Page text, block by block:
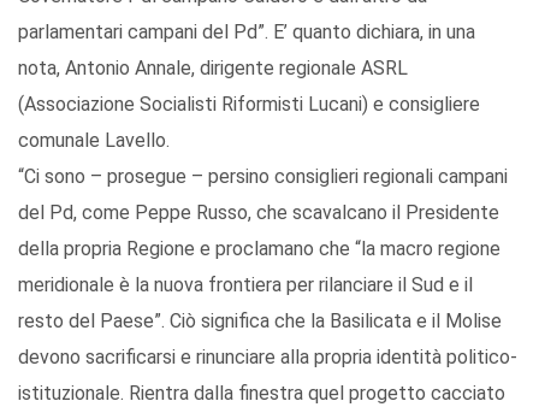
parlamentari campani del Pd”. E’ quanto dichiara, in una
nota, Antonio Annale, dirigente regionale ASRL
(Associazione Socialisti Riformisti Lucani) e consigliere
comunale Lavello.
“Ci sono – prosegue – persino consiglieri regionali campani
del Pd, come Peppe Russo, che scavalcano il Presidente
della propria Regione e proclamano che “la macro regione
meridionale è la nuova frontiera per rilanciare il Sud e il
resto del Paese”. Ciò significa che la Basilicata e il Molise
devono sacrificarsi e rinunciare alla propria identità politico-
istituzionale. Rientra dalla finestra quel progetto cacciato